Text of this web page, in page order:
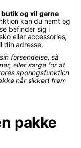
og vil gerne
kan du nemt og
befinder sig i
eller accessories,
din adresse.
forsendelse, så
eller sørge for at
sporingsfunktion
når sikkert frem
pakke